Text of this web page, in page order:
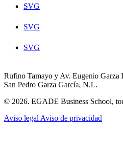
SVG
SVG
SVG
Rufino Tamayo y Av. Eugenio Garza
San Pedro Garza García, N.L.
© 2026. EGADE Business School,
Aviso legal Aviso de privacidad